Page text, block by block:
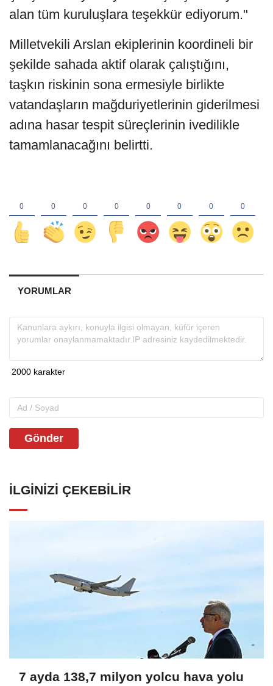
alan tüm kuruluşlara teşekkür ediyorum."
Milletvekili Arslan ekiplerinin koordineli bir
şekilde sahada aktif olarak çalıştığını,
taşkın riskinin sona ermesiyle birlikte
vatandaşların mağduriyetlerinin giderilmesi
adına hasar tespit süreçlerinin ivedilikle
tamamlanacağını belirtti.
YORUMLAR
Gönder
İLGINIZI ÇEKEBILIR
7 ayda 138,7 milyon yolcu hava yolu